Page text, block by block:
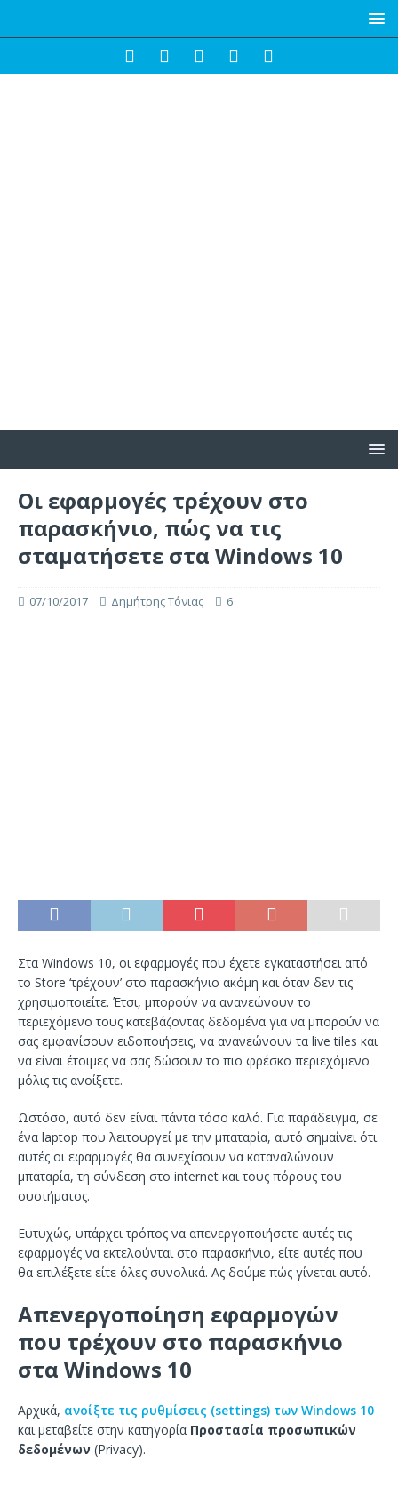
Οι εφαρμογές τρέχουν στο
παρασκήνιο, πώς να τις
σταματήσετε στα Windows 10
07/10/2017 Δημήτρης Τόνιας 6
Στα Windows 10, οι εφαρμογές που έχετε εγκαταστήσει από
το Store ‘τρέχουν’ στο παρασκήνιο ακόμη και όταν δεν τις
χρησιμοποιείτε. Έτσι, μπορούν να ανανεώνουν το
περιεχόμενο τους κατεβάζοντας δεδομένα για να μπορούν να
σας εμφανίσουν ειδοποιήσεις, να ανανεώνουν τα live tiles και
να είναι έτοιμες να σας δώσουν το πιο φρέσκο περιεχόμενο
μόλις τις ανοίξετε.
Ωστόσο, αυτό δεν είναι πάντα τόσο καλό. Για παράδειγμα, σε
ένα laptop που λειτουργεί με την μπαταρία, αυτό σημαίνει ότι
αυτές οι εφαρμογές θα συνεχίσουν να καταναλώνουν
μπαταρία, τη σύνδεση στο internet και τους πόρους του
συστήματος.
Ευτυχώς, υπάρχει τρόπος να απενεργοποιήσετε αυτές τις
εφαρμογές να εκτελούνται στο παρασκήνιο, είτε αυτές που
θα επιλέξετε είτε όλες συνολικά. Ας δούμε πώς γίνεται αυτό.
Απενεργοποίηση εφαρμογών
που τρέχουν στο παρασκήνιο
στα Windows 10
Αρχικά, ανοίξτε τις ρυθμίσεις (settings) των Windows 10
και μεταβείτε στην κατηγορία Προστασία προσωπικών
δεδομένων (Privacy).